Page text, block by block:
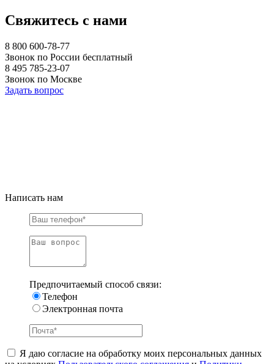
Свяжитесь с нами
8 800 600-78-77
Звонок по России бесплатный
8 495 785-23-07
Звонок по Москве
Задать вопрос
Написать нам
Предпочитаемый способ связи:
Телефон
Электронная почта
Я даю согласие на обработку моих персональных данных